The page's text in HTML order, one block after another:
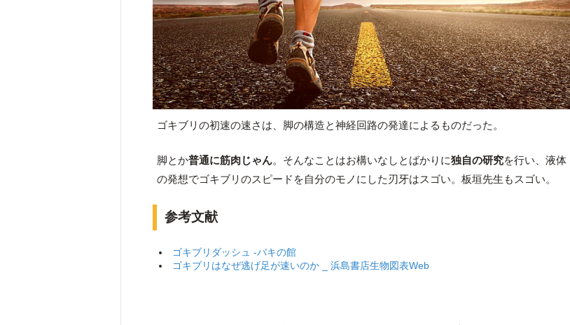
ゴキブリの初速の速さは、脚の構造と神経回路の発達によるものだった。
脚とか普通に筋肉じゃん。そんなことはお構いなしとばかりに独自の研究を行い、液体
の発想でゴキブリのスピードを自分のモノにした刃牙はスゴい。板垣先生もスゴい。
参考文献
ゴキブリダッシュ ‐バキの館
ゴキブリはなぜ逃げ足が速いのか _ 浜島書店生物図表Web